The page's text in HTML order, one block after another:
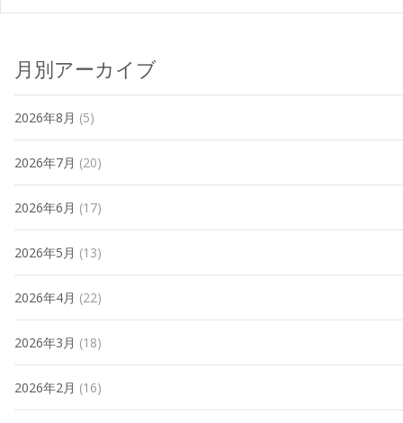
月別アーカイブ
2026年8月 (5)
2026年7月 (20)
2026年6月 (17)
2026年5月 (13)
2026年4月 (22)
2026年3月 (18)
2026年2月 (16)